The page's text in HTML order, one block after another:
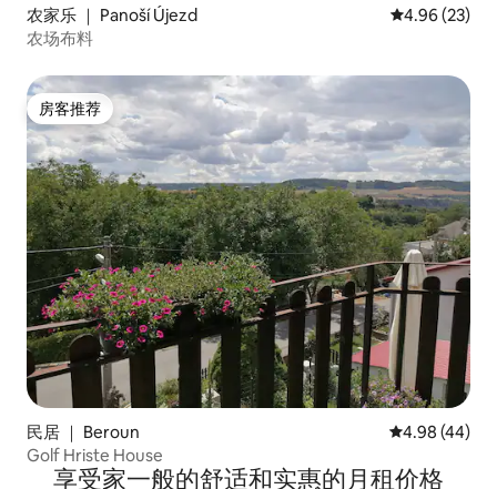
农家乐 ｜ Panoší Újezd 平均评分
4.96 (23)
农场布料
房客推荐
房客推荐
民居 ｜ Beroun 平均评分
4.98 (44)
Golf Hriste House
享受家一般的舒适和实惠的月租价格